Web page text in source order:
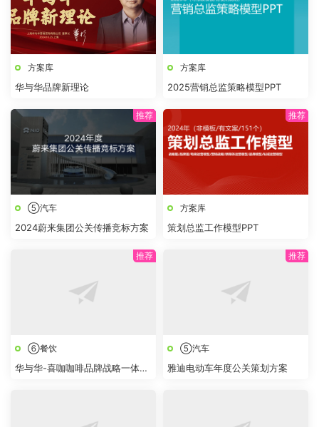
方案库
华与华品牌新理论
方案库
2025营销总监策略模型PPT
⑤汽车
2024蔚来集团公关传播竞标方案
方案库
策划总监工作模型PPT
⑥餐饮
华与华-喜咖咖啡品牌战略一体化
⑤汽车
雅迪电动车年度公关策划方案